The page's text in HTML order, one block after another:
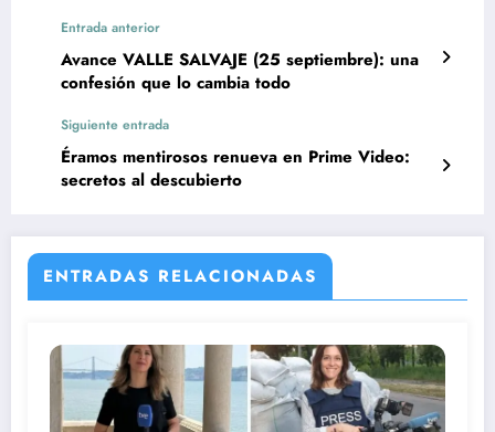
Entrada anterior
Avance VALLE SALVAJE (25 septiembre): una
confesión que lo cambia todo
Siguiente entrada
Éramos mentirosos renueva en Prime Video:
secretos al descubierto
ENTRADAS RELACIONADAS